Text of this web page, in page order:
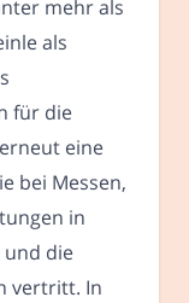
mehr als
als
für die
eine
bei Messen,
in
die
vertritt. In